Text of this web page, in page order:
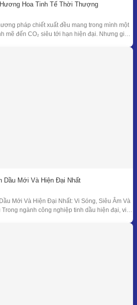
Hoa Tinh Tế Thời Thượng
pháp chiết xuất đều mang trong mình một
mẽ đến CO₂ siêu tới hạn hiện đại. Nhưng giữa
– một kỹ thuật cổ xưa và tinh tế – vẫn tồn
Dầu Mới Và Hiện Đại Nhất
Mới Và Hiện Đại Nhất: Vi Sóng, Siêu Âm Và
ngành công nghiệp tinh dầu hiện đại, việc
nguyên hương thơm và hoạt chất trị liệu là